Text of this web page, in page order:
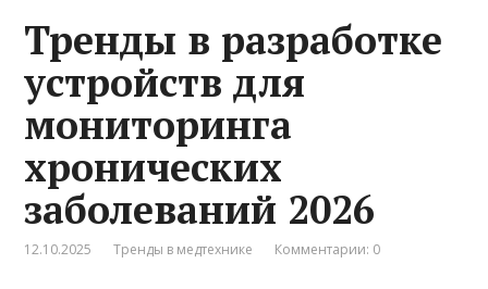
Тренды в разработке
устройств для
мониторинга
хронических
заболеваний 2026
12.10.2025 Тренды в медтехнике Комментарии: 0